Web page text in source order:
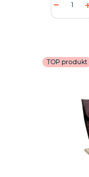
TOP produkt